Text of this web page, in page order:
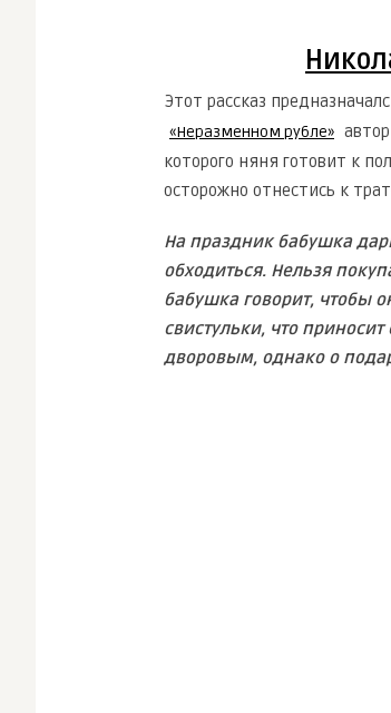
Этот рассказ
«Неразменном рубле»
которого няня готовит к
осторожно отнестись к
На праздник бабушка
обходиться. Нельзя
бабушка говорит, чтобы
свистульки, что
дворовым, однако о